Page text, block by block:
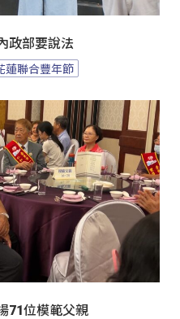
政部要說法
蓮聯合豐年節
71位模範父親